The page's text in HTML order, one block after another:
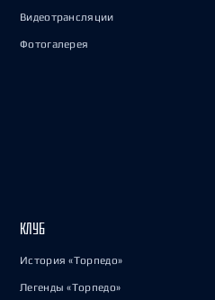
Видеотрансляции
Фотогалерея
КЛУБ
История «Торпедо»
Легенды «Торпедо»